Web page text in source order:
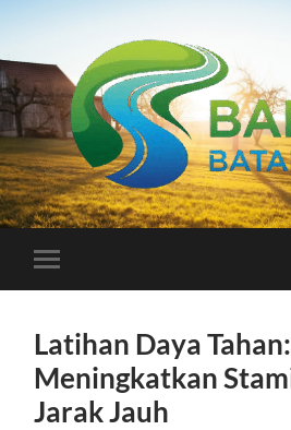
Toggle
mobile
Latihan Daya Tahan:
Meningkatkan
Jarak Jauh